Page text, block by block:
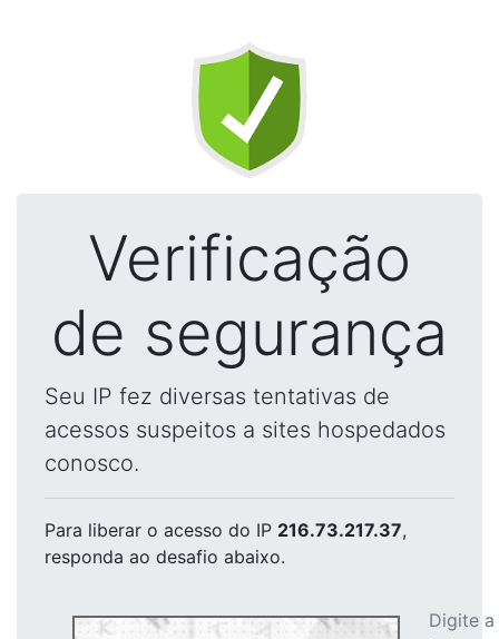
Verificação
de segurança
Seu IP fez diversas tentativas de
acessos suspeitos a sites hospedados
conosco.
Para liberar o acesso do IP 216.73.217.37,
responda ao desafio abaixo.
Digite